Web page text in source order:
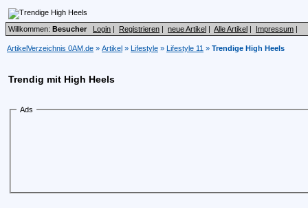
Willkommen: Besucher Login | Registrieren | neue Artikel | Alle Artikel | Impressum |
ArtikelVerzeichnis 0AM.de » Artikel » Lifestyle » Lifestyle 11 » Trendige High Heels
Trendig mit High Heels
Ads